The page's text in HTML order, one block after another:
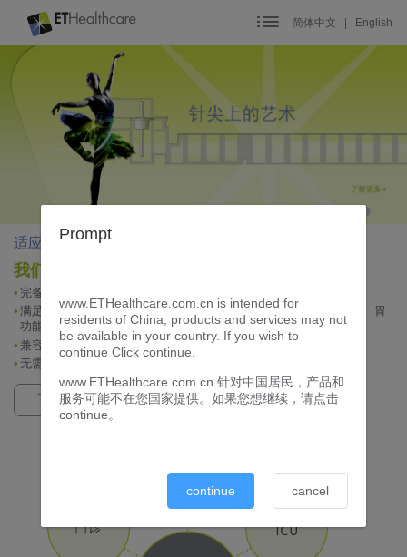
content
简体中文 English
适应院内多种应用场合
我们的特点
完备的全自动免疫诊断解决方案
满足多种免疫检测项目需求，包括心血管、炎症、性激素、肾功能、胃
功能等
兼容包括全血在内的多种样本类型
无需每日维护
了解更多
Prompt
www.ETHealthcare.com.cn is intended for
residents of China, products and services may not
be available in your country. If you wish to
continue Click continue.
www.ETHealthcare.com.cn 针对中国居民，产品和
服务可能不在您国家提供。如果您想继续，请点击
continue。
continue cancel